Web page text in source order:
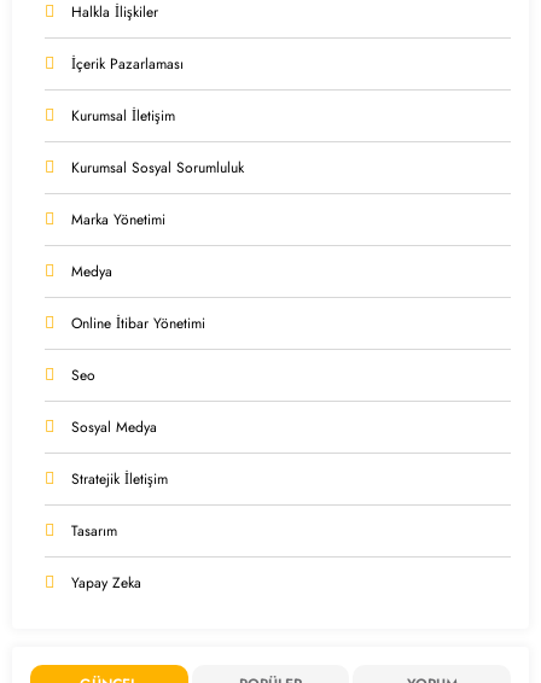
Halkla İlişkiler
İçerik Pazarlaması
Kurumsal İletişim
Kurumsal Sosyal Sorumluluk
Marka Yönetimi
Medya
Online İtibar Yönetimi
Seo
Sosyal Medya
Stratejik İletişim
Tasarım
Yapay Zeka